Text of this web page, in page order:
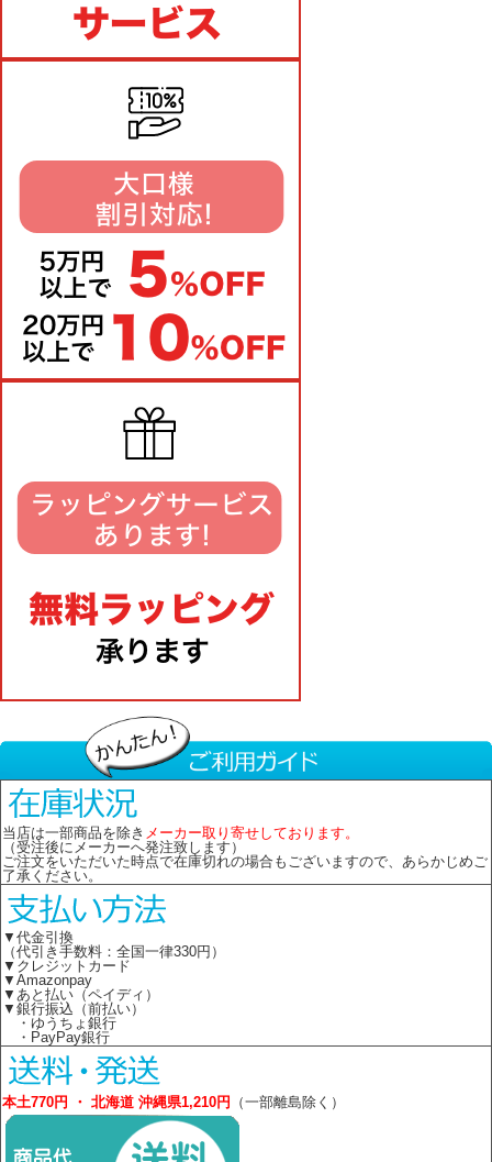
当店は一部商品を除き メーカー取り寄せしております。
（受注後にメーカーへ発注致します）
ご注文をいただいた時点で在庫切れの場合もございますので、あらかじめご
了承ください。
▼代金引換
（代引き手数料：全国一律330円）
▼クレジットカード
▼Amazonpay
▼あと払い（ペイディ）
▼銀行振込（前払い）
・ゆうちょ銀行
・PayPay銀行
本土770円 ・ 北海道 沖縄県1,210円 （一部離島除く）